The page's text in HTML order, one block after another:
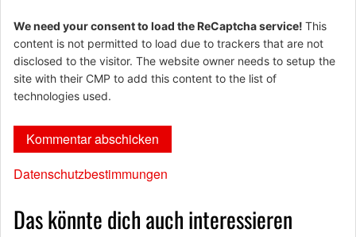
We need your consent to load the ReCaptcha service! This
content is not permitted to load due to trackers that are not
disclosed to the visitor. The website owner needs to setup the
site with their CMP to add this content to the list of
technologies used.
Datenschutzbestimmungen
Das könnte dich auch interessieren